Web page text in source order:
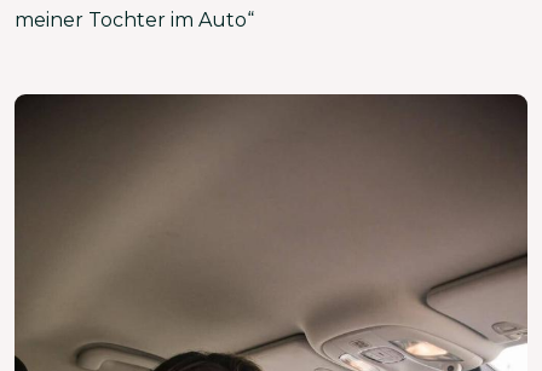
meiner Tochter im Auto“